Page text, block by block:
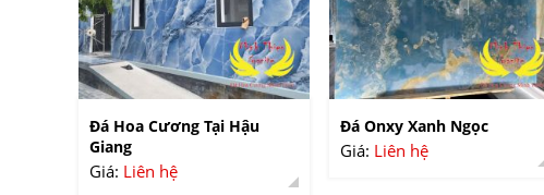
Đá Hoa Cương Tại Hậu
Giang
Giá: Liên hệ
Đá Onxy Xanh Ngọc
Giá: Liên hệ